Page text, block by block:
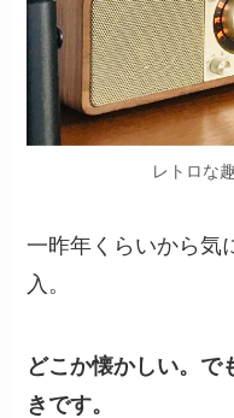
レトロな
一昨年くらいから気
入。
どこか懐かしい。で
きです。